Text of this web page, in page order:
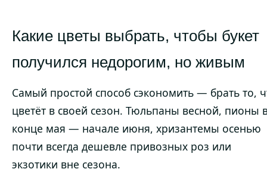
Какие цветы выбрать, чтобы букет
получился недорогим, но живым
Самый простой способ сэкономить — брать то,
цветёт в своей сезон. Тюльпаны весной, пионы
конце мая — начале июня, хризантемы осенью
почти всегда дешевле привозных роз или
экзотики вне сезона.